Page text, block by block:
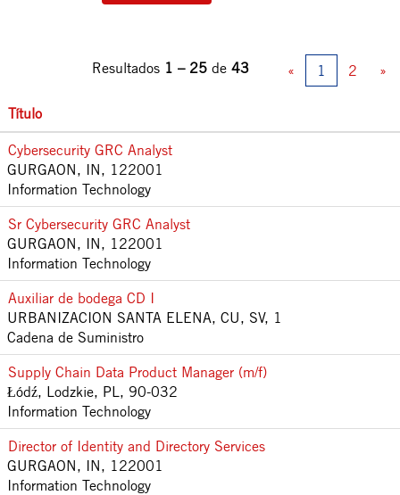
Resultados 1 – 25 de 43 « 1 2 »
Título
Cybersecurity GRC Analyst
GURGAON, IN, 122001
Information Technology
Sr Cybersecurity GRC Analyst
GURGAON, IN, 122001
Information Technology
Auxiliar de bodega CD I
URBANIZACION SANTA ELENA, CU, SV, 1
Cadena de Suministro
Supply Chain Data Product Manager (m/f)
Łódź, Lodzkie, PL, 90-032
Information Technology
Director of Identity and Directory Services
GURGAON, IN, 122001
Information Technology